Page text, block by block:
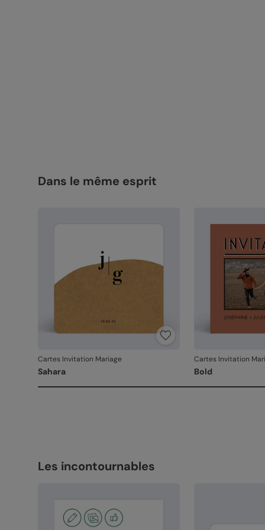
Dans le même esprit
Cartes Invitation Mariage
Sahara
Cartes Invitation
Bold
Les incontournables